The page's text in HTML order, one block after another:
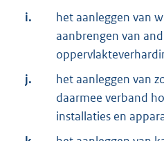
i.
het aanleggen van
aanbrengen van
j.
het aanleggen van
daarmee verband
installaties en